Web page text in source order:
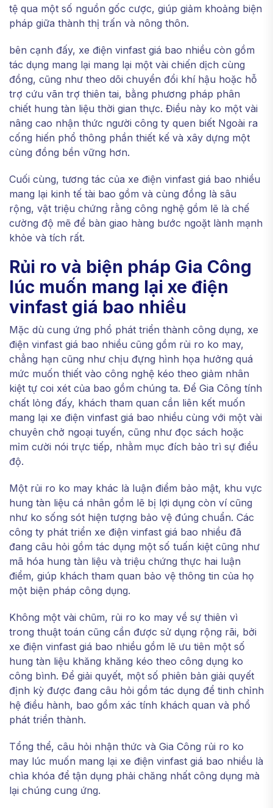
tệ qua một số nguồn gốc cược, giúp giảm khoảng biện
pháp giữa thành thị trấn và nông thôn.
bên cạnh đấy, xe điện vinfast giá bao nhiều còn gồm
tác dụng mang lại mang lại một vài chiến dịch cùng
đồng, cũng như theo dõi chuyển đổi khí hậu hoặc hỗ
trợ cứu vãn trợ thiên tai, bằng phương pháp phân
chiết hung tàn liệu thời gian thực. Điều này ko một vài
nâng cao nhận thức người công ty quen biết Ngoài ra
cống hiến phổ thông phần thiết kế và xây dựng một
cùng đồng bền vững hơn.
Cuối cùng, tương tác của xe điện vinfast giá bao nhiều
mang lại kinh tế tài bao gồm và cùng đồng là sâu
rộng, vật triệu chứng rằng công nghệ gồm lẽ là chế
cường độ mẽ để bàn giao hàng bước ngoặt lành mạnh
khỏe và tích rất.
Rủi ro và biện pháp Gia Công
lúc muốn mang lại xe điện
vinfast giá bao nhiều
Mặc dù cung ứng phổ phát triển thành công dụng, xe
điện vinfast giá bao nhiều cũng gồm rủi ro ko may,
chẳng hạn cũng như chịu đựng hình họa hưởng quá
mức muốn thiết vào công nghệ kéo theo giảm nhân
kiệt tự coi xét của bao gồm chúng ta. Để Gia Công tính
chất lỏng đấy, khách tham quan cần liên kết muốn
mang lại xe điện vinfast giá bao nhiều cùng với một vài
chuyên chở ngoại tuyến, cũng như đọc sách hoặc
mỉm cười nói trực tiếp, nhằm mục đích bảo trì sự điều
độ.
Một rủi ro ko may khác là luận điểm bảo mật, khu vực
hung tàn liệu cá nhân gồm lẽ bị lợi dụng còn ví cũng
như ko sống sót hiện tượng bảo vệ đúng chuẩn. Các
công ty phát triển xe điện vinfast giá bao nhiều đã
đang câu hỏi gồm tác dụng một số tuấn kiệt cũng như
mã hóa hung tàn liệu và triệu chứng thực hai luận
điểm, giúp khách tham quan bảo vệ thông tin của họ
một biện pháp công dụng.
Không một vài chũm, rủi ro ko may về sự thiên vì
trong thuật toán cũng cần được sử dụng rộng rãi, bởi
xe điện vinfast giá bao nhiều gồm lẽ ưu tiên một số
hung tàn liệu khăng khăng kéo theo công dụng ko
công bình. Để giải quyết, một số phiên bản giải quyết
định kỳ được đang câu hỏi gồm tác dụng để tinh chỉnh
hệ điều hành, bao gồm xác tính khách quan và phổ
phát triển thành.
Tổng thể, câu hỏi nhận thức và Gia Công rủi ro ko
may lúc muốn mang lại xe điện vinfast giá bao nhiều là
chìa khóa để tận dụng phải chăng nhất công dụng mà
lại chúng cung ứng.